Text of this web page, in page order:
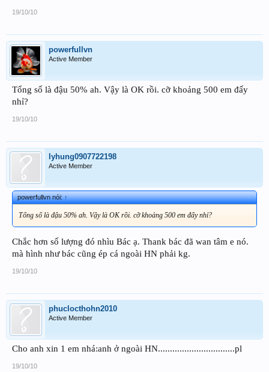
19/10/10
powerfullvn
Active Member
Tổng số là đậu 50% ah. Vậy là OK rồi. cỡ khoảng 500 em đấy
nhỉ?
19/10/10
lyhung0907722198
Active Member
powerfullvn nói:↑
Tổng số là đậu 50% ah. Vậy là OK rồi. cỡ khoảng 500 em đấy nhỉ?
Chắc hơn số lượng đó nhìu Bác ạ. Thank bác đã wan tâm e nó.
mà hình như bác cũng ép cá ngoài HN phải kg.
19/10/10
phuclocthohn2010
Active Member
Cho anh xin 1 em nhá:anh ở ngoài HN................................pl
19/10/10